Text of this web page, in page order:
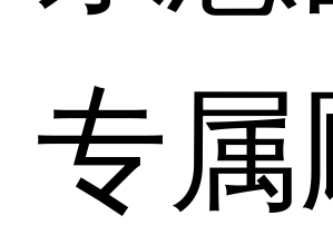
专